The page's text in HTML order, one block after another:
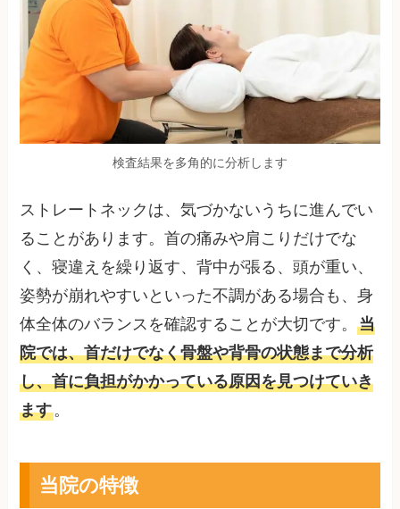
検査結果を多角的に分析します
ストレートネックは、気づかないうちに進んでい
ることがあります。首の痛みや肩こりだけでな
く、寝違えを繰り返す、背中が張る、頭が重い、
姿勢が崩れやすいといった不調がある場合も、身
体全体のバランスを確認することが大切です。当
院では、首だけでなく骨盤や背骨の状態まで分析
し、首に負担がかかっている原因を見つけていき
ます。
当院の特徴